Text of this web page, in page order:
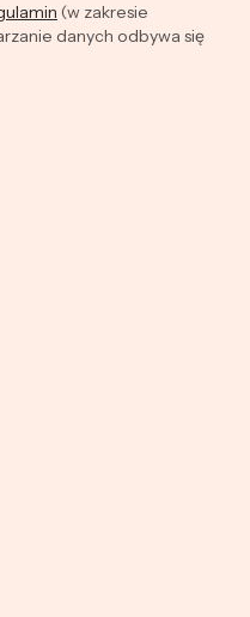
(w zakresie
danych odbywa się